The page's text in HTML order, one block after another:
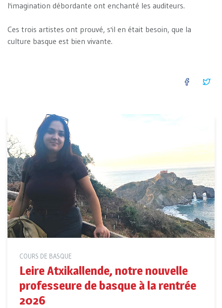
l'imagination débordante ont enchanté les auditeurs.
Ces trois artistes ont prouvé, s'il en était besoin, que la
culture basque est bien vivante.
COURS DE BASQUE
Leire Atxikallende, notre nouvelle
professeure de basque à la rentrée
2026